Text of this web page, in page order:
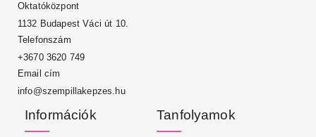
Oktatóközpont
1132 Budapest Váci út 10.
Telefonszám
+3670 3620 749
Email cím
info@szempillakepzes.hu
Információk Tanfolyamok